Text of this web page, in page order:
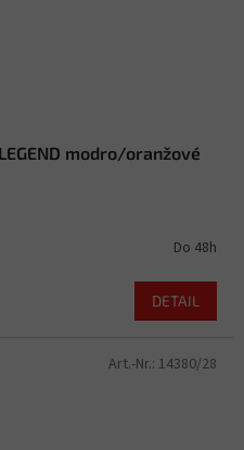
modro/oranžové
Do 48h
DETAIL
Art.-Nr.: 14380/28